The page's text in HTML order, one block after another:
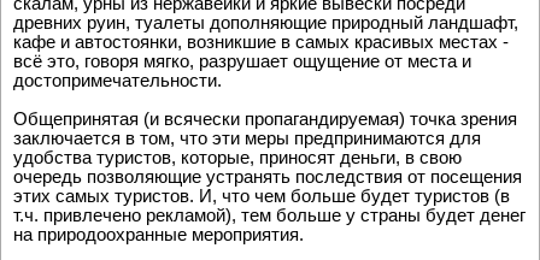
древних руин, туалеты дополняющие природный ландшафт,
кафе и автостоянки, возникшие в самых красивых местах -
всё это, говоря мягко, разрушает ощущение от места и
достопримечательности.
Общепринятая (и всячески пропагандируемая) точка зрения
заключается в том, что эти меры предпринимаются для
удобства туристов, которые, приносят деньги, в свою
очередь позволяющие устранять последствия от посещения
этих самых туристов. И, что чем больше будет туристов (в
т.ч. привлечено рекламой), тем больше у страны будет денег
на природоохранные мероприятия.